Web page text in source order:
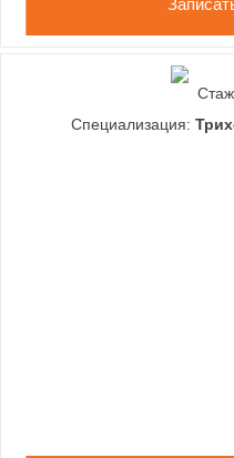
Специализация: